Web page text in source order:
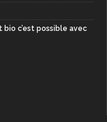
c’est possible avec